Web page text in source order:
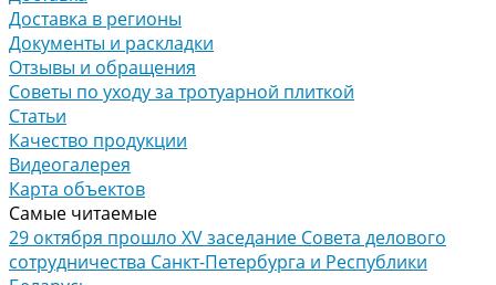
Доставка в регионы
Документы и раскладки
Отзывы и обращения
Советы по уходу за тротуарной плиткой
Статьи
Качество продукции
Видеогалерея
Карта объектов
Самые читаемые
29 октября прошло XV заседание Совета делового
сотрудничества Санкт-Петербурга и Республики